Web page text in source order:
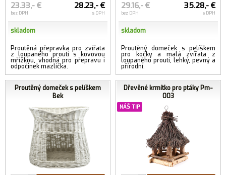
23.33,- €
bez DPH
28.23,- €
s DPH
skladom
Proutěná přepravka pro zvířata
z loupaného proutí s kovovou
mřížkou, vhodná pro přepravu i
odpočinek mazlíčka.
29.16,- €
bez DPH
35.28,- €
s DPH
skladom
Proutěný domeček s pelíškem
pro kočky a malá zvířata z
loupaného proutí, lehký, pevný a
přírodní.
Proutěný domeček s pelíškem
Bek
Dřevěné krmítko pro ptáky Pm-
003
NÁŠ TIP